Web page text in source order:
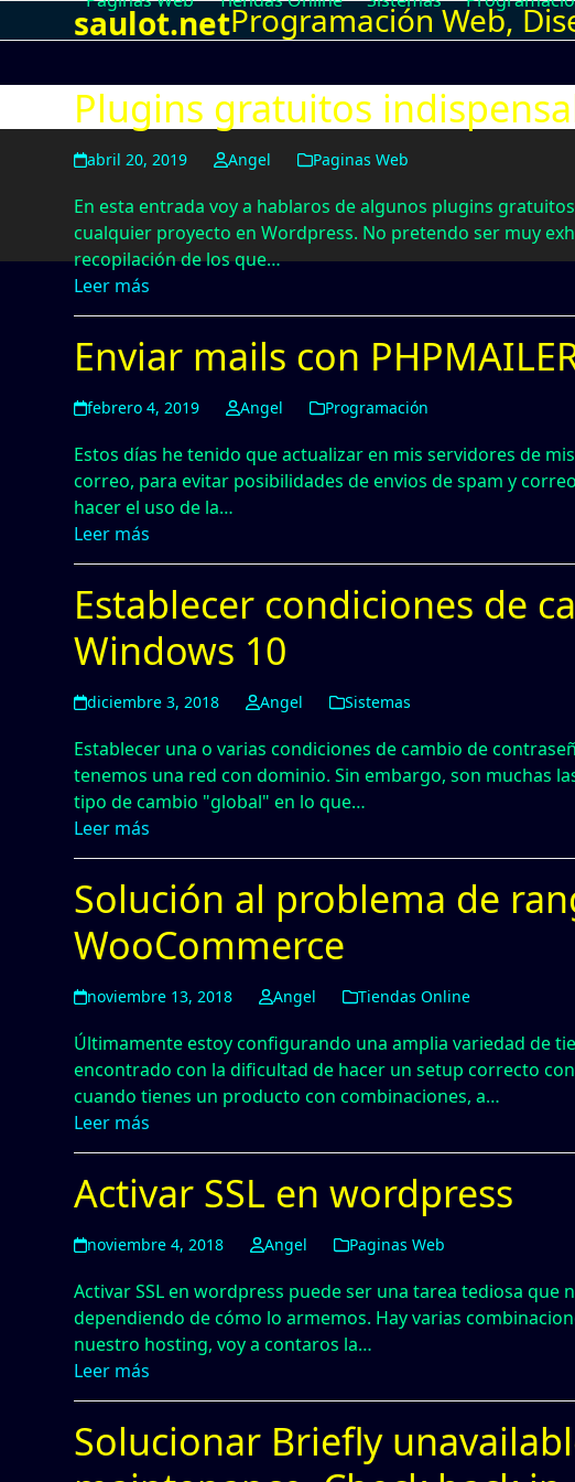
to
saulot.netProgramación Web,
Plugins gratuitos
abril 20, 2019 Angel Paginas Web
En esta entrada voy a hablaros de algunos plugins
cualquier proyecto en Wordpress. No pretendo ser muy
recopilación de los que…
Leer más
Enviar mails con
febrero 4, 2019 Angel Programación
Estos días he tenido que actualizar en mis servidores de
correo, para evitar posibilidades de envios de spam y
hacer el uso de la…
Leer más
Establecer condiciones de
Windows 10
diciembre 3, 2018 Angel Sistemas
Establecer una o varias condiciones de cambio de
tenemos una red con dominio. Sin embargo, son muchas
tipo de cambio "global" en lo que…
Leer más
Solución al problema de
WooCommerce
noviembre 13, 2018 Angel Tiendas Online
Últimamente estoy configurando una amplia variedad de
encontrado con la dificultad de hacer un setup correcto
cuando tienes un producto con combinaciones, a…
Leer más
Activar SSL en wordpress
noviembre 4, 2018 Angel Paginas Web
Activar SSL en wordpress puede ser una tarea tediosa que
dependiendo de cómo lo armemos. Hay varias
nuestro hosting, voy a contaros la…
Leer más
Solucionar Briefly